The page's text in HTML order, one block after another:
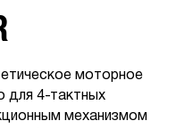
моторное
для 4-тактных
механизмом